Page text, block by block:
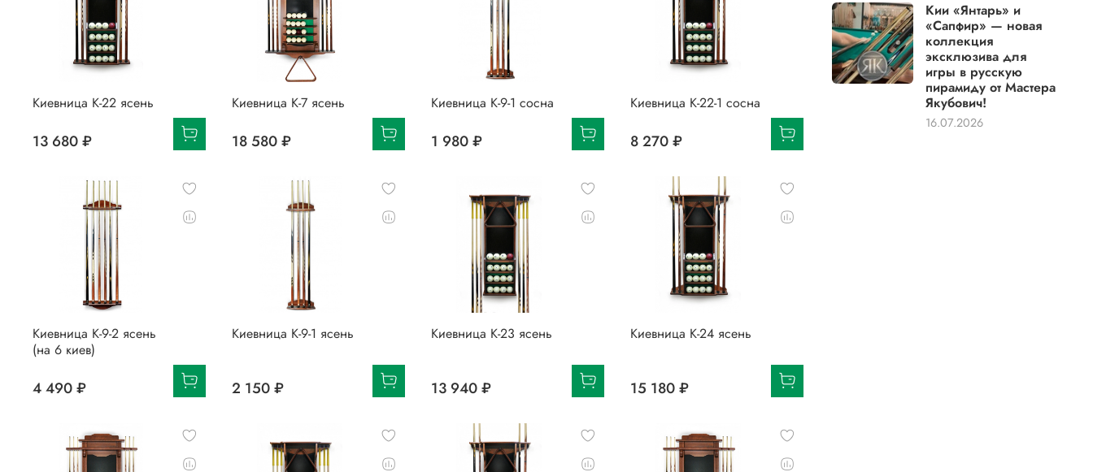
Киевница К-22 ясень
13 680 ₽
Киевница К-7 ясень
18 580 ₽
Киевница К-9-1 сосна
1 980 ₽
Киевница К-22-1 сосна
8 270 ₽
Киевница К-9-2 ясень
(на 6 киев)
4 490 ₽
Киевница К-9-1 ясень
2 150 ₽
Киевница К-23 ясень
13 940 ₽
Киевница К-24 ясень
15 180 ₽
Кии «Янтарь» и
«Сапфир» — новая
коллекция
эксклюзива для
игры в русскую
пирамиду от Мастера
Якубович!
16.07.2026